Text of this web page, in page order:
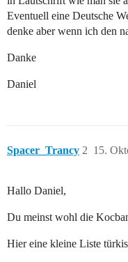
Eventuell eine Deutsche
denke aber wenn ich den
Danke
Daniel
Spacer_Trancy 15.
2
Hallo Daniel,
Du meinst wohl die
Hier eine kleine Liste